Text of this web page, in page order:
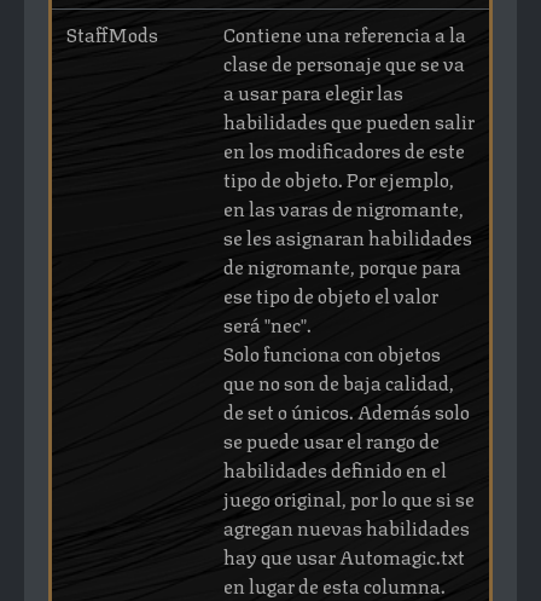
StaffMods
Contiene una referencia a la
clase de personaje que se va
a usar para elegir las
habilidades que pueden salir
en los modificadores de este
tipo de objeto. Por ejemplo,
en las varas de nigromante,
se les asignaran habilidades
de nigromante, porque para
ese tipo de objeto el valor
será "nec".
Solo funciona con objetos
que no son de baja calidad,
de set o únicos. Además solo
se puede usar el rango de
habilidades definido en el
juego original, por lo que si se
agregan nuevas habilidades
hay que usar Automagic.txt
en lugar de esta columna.